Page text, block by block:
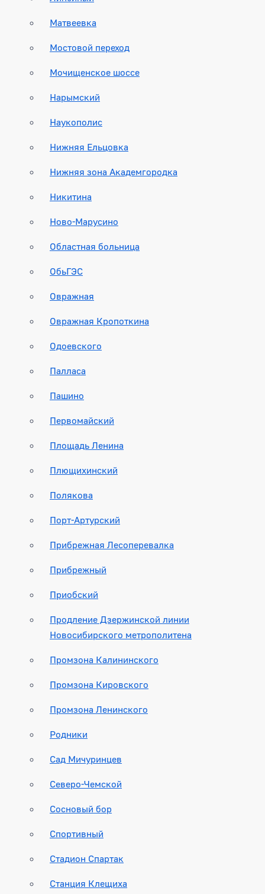
Матвеевка
Мостовой переход
Мочищенское шоссе
Нарымский
Наукополис
Нижняя Ельцовка
Нижняя зона Академгородка
Никитина
Ново-Марусино
Областная больница
ОбьГЭС
Овражная
Овражная Кропоткина
Одоевского
Палласа
Пашино
Первомайский
Площадь Ленина
Плющихинский
Полякова
Порт-Артурский
Прибрежная Лесоперевалка
Прибрежный
Приобский
Продление Дзержинской линии
Новосибирского метрополитена
Промзона Калининского
Промзона Кировского
Промзона Ленинского
Родники
Сад Мичуринцев
Северо-Чемской
Сосновый бор
Спортивный
Стадион Спартак
Станция Клещиха